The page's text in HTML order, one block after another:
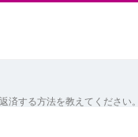
済する方法を教えてください